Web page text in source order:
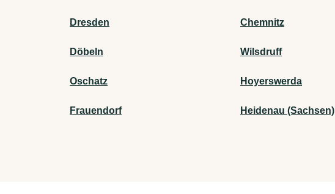
Dresden Chemnitz
Döbeln Wilsdruff
Oschatz Hoyerswerda
Frauendorf Heidenau (Sachsen)